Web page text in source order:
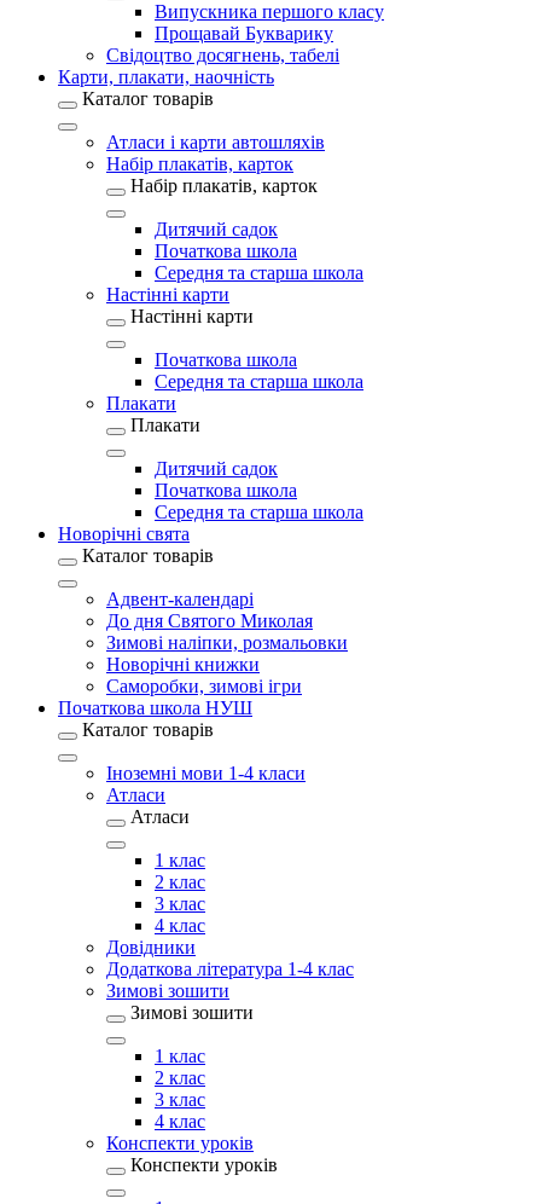
Випускника першого класу
Прощавай Букварику
Свідоцтво досягнень, табелі
Карти, плакати, наочність
Каталог товарів
Атласи і карти автошляхів
Набір плакатів, карток
Набір плакатів, карток
Дитячий садок
Початкова школа
Середня та старша школа
Настінні карти
Настінні карти
Початкова школа
Середня та старша школа
Плакати
Плакати
Дитячий садок
Початкова школа
Середня та старша школа
Новорічні свята
Каталог товарів
Адвент-календарі
До дня Святого Миколая
Зимові наліпки, розмальовки
Новорічні книжки
Саморобки, зимові ігри
Початкова школа НУШ
Каталог товарів
Іноземні мови 1-4 класи
Атласи
Атласи
1 клас
2 клас
3 клас
4 клас
Довідники
Додаткова література 1-4 клас
Зимові зошити
Зимові зошити
1 клас
2 клас
3 клас
4 клас
Конспекти уроків
Конспекти уроків